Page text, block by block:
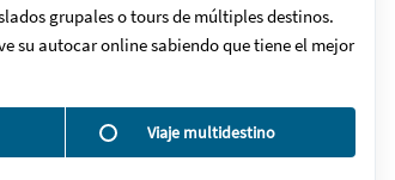
grupales o tours de múltiples destinos.
su autocar online sabiendo que tiene el mejor
Viaje multidestino